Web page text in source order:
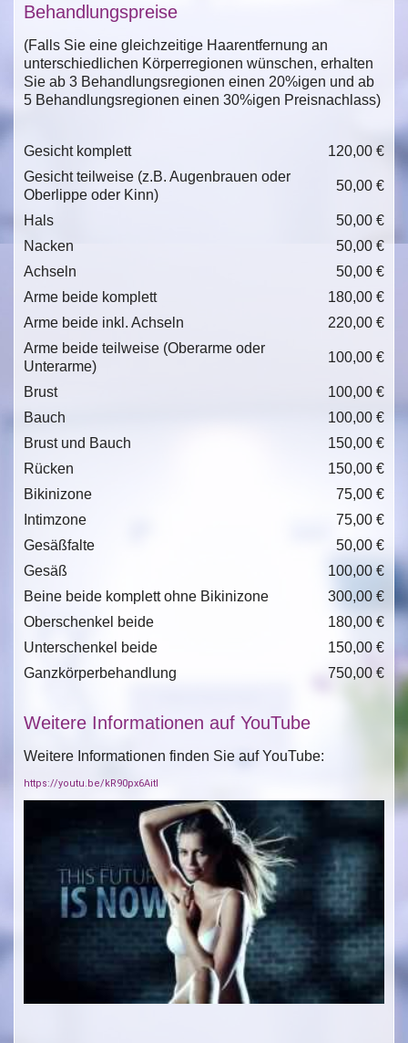
Behandlungspreise
(Falls Sie eine gleichzeitige Haarentfernung an
unterschiedlichen Körperregionen wünschen, erhalten
Sie ab 3 Behandlungsregionen einen 20%igen und ab
5 Behandlungsregionen einen 30%igen Preisnachlass)
Gesicht komplett
120,00 €
Gesicht teilweise (z.B. Augenbrauen oder
Oberlippe oder Kinn)
50,00 €
Hals
50,00 €
Nacken
50,00 €
Achseln
50,00 €
Arme beide komplett
180,00 €
Arme beide inkl. Achseln
220,00 €
Arme beide teilweise (Oberarme oder
Unterarme)
100,00 €
Brust
100,00 €
Bauch
100,00 €
Brust und Bauch
150,00 €
Rücken
150,00 €
Bikinizone
75,00 €
Intimzone
75,00 €
Gesäßfalte
50,00 €
Gesäß
100,00 €
Beine beide komplett ohne Bikinizone
300,00 €
Oberschenkel beide
180,00 €
Unterschenkel beide
150,00 €
Ganzkörperbehandlung
750,00 €
Weitere Informationen auf YouTube
Weitere Informationen finden Sie auf YouTube:
https://youtu.be/kR90px6AitI